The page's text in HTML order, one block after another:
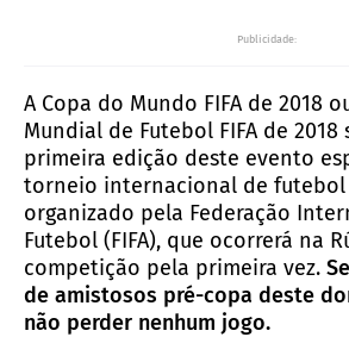
Publicidade:
A Copa do Mundo FIFA de 2018
Mundial de Futebol FIFA de 2018
primeira edição deste evento
torneio internacional de futebol
organizado pela Federação
Futebol (FIFA), que ocorrerá na
competição pela primeira vez.
de amistosos pré-copa deste
não perder nenhum jogo.